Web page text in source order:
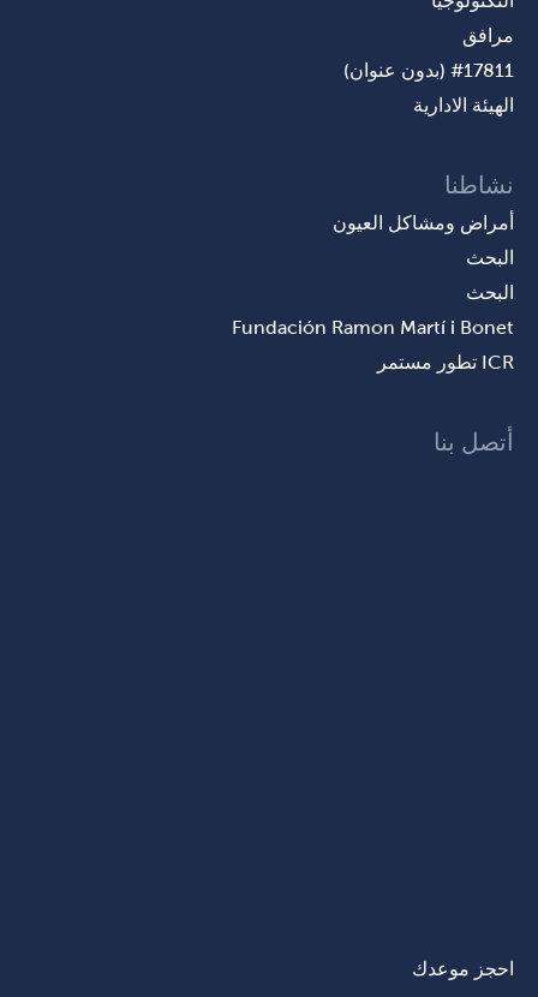
مرافق
#17811 (بدون عنوان)
الهيئة الادارية
نشاطنا
أمراض ومشاكل العيون
البحث
البحث
Fundación Ramon Martí i Bonet
ICR تطور مستمر
أتصل بنا
احجز موعدك